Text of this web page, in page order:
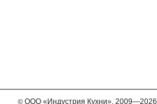
© ООО «Индустрия Кухни»,2009—2026